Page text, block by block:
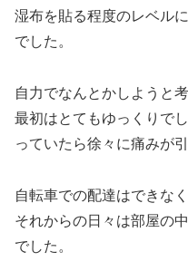
湿布を貼る程度のレベル
でした。
自力でなんとかしようと
最初はとてもゆっくりで
っていたら徐々に痛みが
自転車での配達はできな
それからの日々は部屋の
でした。